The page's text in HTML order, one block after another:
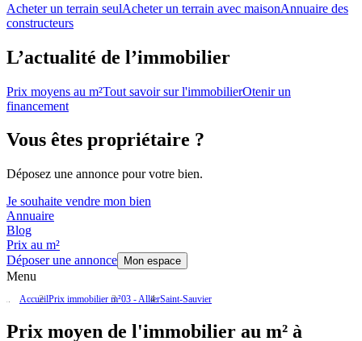
Acheter un terrain seulAcheter un terrain avec maisonAnnuaire des
constructeurs
L’actualité de l’immobilier
Prix moyens au m²Tout savoir sur l'immobilierOtenir un
financement
Vous êtes propriétaire ?
Déposez une annonce pour votre bien.
Je souhaite vendre mon bien
Annuaire
Blog
Prix au m²
Déposer une annonce
Mon espace
Menu
AccueilPrix immobilier m²03 - AllierSaint-Sauvier
Prix moyen de l'immobilier au m² à